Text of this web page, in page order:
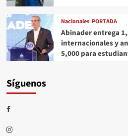
Nacionales PORTADA
Abinader entrega
internacionales y
5,000 para
Síguenos